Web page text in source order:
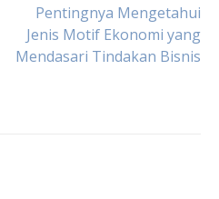
Pentingnya Mengetahui
Jenis Motif Ekonomi yang
Mendasari Tindakan Bisnis